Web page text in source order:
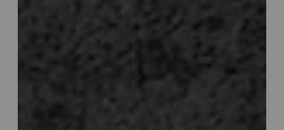
다. 선정적이거나 불법적인 내용이 아닌,
지역·환경·준비 기준 위주로 설명한다.
전국 업소 마사지알바 수입 괜찮은 지역
& 착용 옷 추천 가이드 전국업소알바 전
사람들이 가장 먼저 궁금해하는 것은